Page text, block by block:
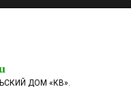
ДОМ «КВ».